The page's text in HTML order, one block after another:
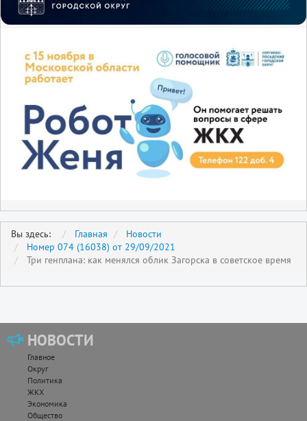
Вы здесь: Главная
Новости
Номер 074 (16038) от 29/09/2021
Три генплана: как менялся облик Загорска в советское время
НОВОСТИ
Главное
Округ
Политика
ЖКХ
Экономика
Общество